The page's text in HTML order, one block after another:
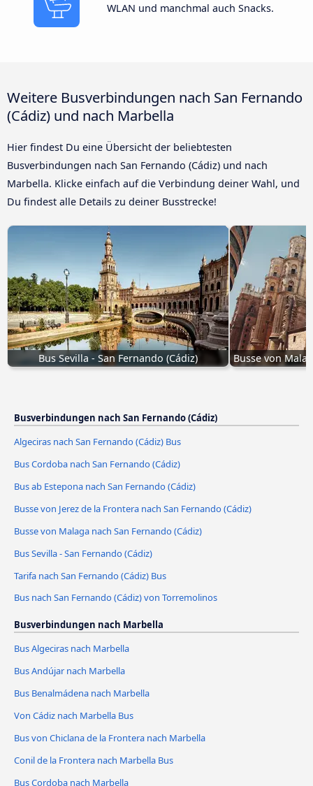
WLAN und manchmal auch Snacks.
Weitere Busverbindungen nach San Fernando
(Cádiz) und nach Marbella
Hier findest Du eine Übersicht der beliebtesten
Busverbindungen nach San Fernando (Cádiz) und nach
Marbella. Klicke einfach auf die Verbindung deiner Wahl, und
Du findest alle Details zu deiner Busstrecke!
Bus Sevilla - San Fernando (Cádiz) Busse von
Busverbindungen nach San Fernando (Cádiz)
Algeciras nach San Fernando (Cádiz) Bus
Bus Cordoba nach San Fernando (Cádiz)
Bus ab Estepona nach San Fernando (Cádiz)
Busse von Jerez de la Frontera nach San Fernando (Cádiz)
Busse von Malaga nach San Fernando (Cádiz)
Bus Sevilla - San Fernando (Cádiz)
Tarifa nach San Fernando (Cádiz) Bus
Bus nach San Fernando (Cádiz) von Torremolinos
Busverbindungen nach Marbella
Bus Algeciras nach Marbella
Bus Andújar nach Marbella
Bus Benalmádena nach Marbella
Von Cádiz nach Marbella Bus
Bus von Chiclana de la Frontera nach Marbella
Conil de la Frontera nach Marbella Bus
Bus Cordoba nach Marbella